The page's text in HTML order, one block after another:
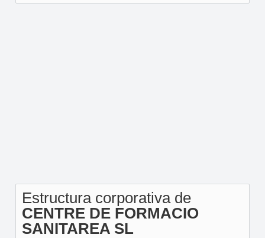
Estructura corporativa de
CENTRE DE FORMACIO
SANITAREA SL